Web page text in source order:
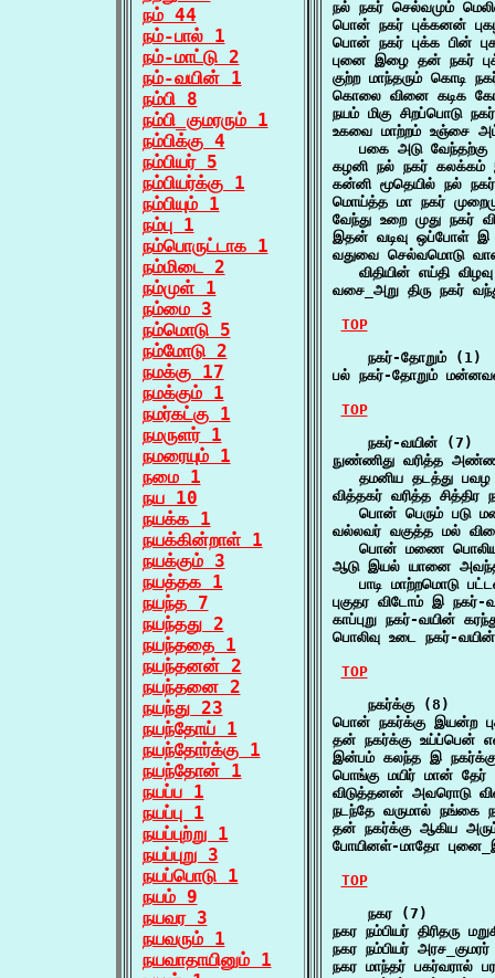
நம் 44
நம்-பால் 1
நம்-மாட்டு 2
நம்-வயின் 1
நம்பி 8
நம்பி_குமரரும் 1
நம்பிக்கு 4
நம்பியர் 5
நம்பியர்க்கு 1
நம்பியும் 1
நம்பு 1
நம்பொருட்டாக 1
நம்மிடை 2
நம்முள் 1
நம்மை 3
நம்மொடு 5
நம்மோடு 2
நமக்கு 17
நமக்கும் 1
நமர்கட்கு 1
நமருளர் 1
நமரையும் 1
நமை 1
நய 10
நயக்க 1
நயக்கின்றாள் 1
நயக்கும் 3
நயத்தக 1
நயந்த 7
நயந்தது 2
நயந்ததை 1
நயந்தனன் 2
நயந்தனை 2
நயந்து 23
நயந்தோய் 1
நயந்தோர்க்கு 1
நயந்தோன் 1
நயப்ப 1
நயப்பு 1
நயப்புற்று 1
நயப்புறு 3
நயப்பொடு 1
நயம் 9
நயவர 3
நயவரும் 1
நயவாதாயினும் 1
நல் நகர் செல்வமும்
பொன் நகர் புக்கனன்
பொன் நகர் புக்க பின்
புனை இழை தன் நகர்
குற்ற மாந்தரும் கொடி
கொலை வினை கடிக
நயம் மிகு சிறப்பொடு
உகவை மாற்றம் உஞ்சை
பகை அடு
கழனி நல் நகர்
கன்னி மூதெயில் நல்
மொய்த்த மா நகர்
வேந்து உறை முது
இதன் வடிவு ஒப்போள்
வதுவை செல்வமொடு
விதியின் எய்தி
வசை_அறு திரு நகர்
TOP
    நகர்-தோறும் (1)
பல் நகர்-தோறும்
TOP
    நகர்-வயின் (7)
நுண்ணிது வரித்த
தமனிய தடத்து
வித்தகர் வரித்த சித்திர
பொன் பெரும் படு
வல்லவர் வகுத்த மல்
பொன் மணை
ஆடு இயல் யானை
பாடி மாற்றமொடு
புகுதர விடோம் இ
காப்புறு நகர்-வயின்
பொலிவு உடை நகர்-
TOP
    நகர்க்கு (8)
பொன் நகர்க்கு இயன்ற
தன் நகர்க்கு உய்ப்பென்
இன்பம் கலந்த இ
பொங்கு மயிர் மான்
விடுத்தனன் அவரொடு
நடந்தே வருமால்
தன் நகர்க்கு ஆகிய
போயினள்-மாதோ
TOP
    நகர (7)
நகர நம்பியர் திரிதரு
நகர நம்பியர்
நகர மாந்தர் பகர்வரால்